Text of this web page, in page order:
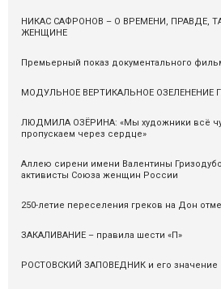
НИКАС САФРОНОВ – О ВРЕМЕНИ, ПРАВДЕ,
ЖЕНЩИНЕ
Премьерный показ документального
МОДУЛЬНОЕ ВЕРТИКАЛЬНОЕ ОЗЕЛЕНЕНИЕ
ЛЮДМИЛА ОЗЁРИНА: «Мы художники всё
пропускаем через сердце»
Аллею сирени имени Валентины
активисты Союза женщин России
250-летие переселения греков на Дон
ЗАКАЛИВАНИЕ – правила шести «П»
РОСТОВСКИЙ ЗАПОВЕДНИК и его значение